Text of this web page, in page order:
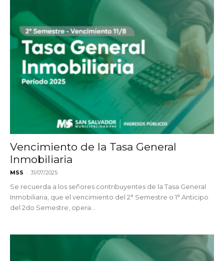
Vencimiento de la Tasa General
Inmobiliaria
MSS - 31/07/2025
Se recuerda a los señores contribuyentes de la Tasa General
Inmobiliaria, que el vencimiento del 2° Semestre o 1° Anticipo
del 2do Semestre, opera...